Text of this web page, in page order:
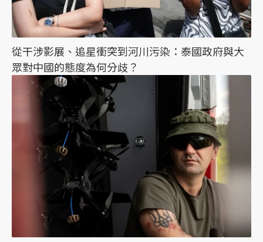
從干涉影展、追星衝突到河川污染：泰國政府與大
眾對中國的態度為何分歧？